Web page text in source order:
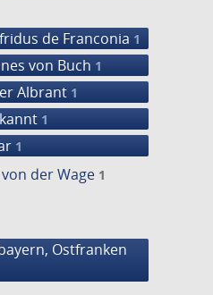
de Franconia 1
von Buch 1
Albrant 1
1
1
der Wage 1
Ostfranken